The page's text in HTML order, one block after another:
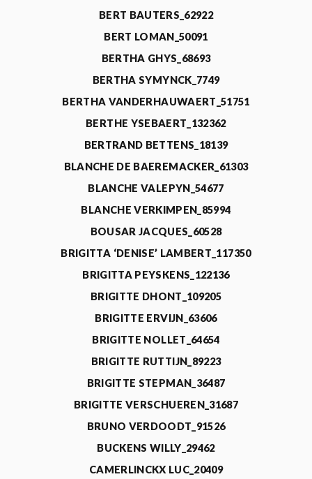
BERT BAUTERS_62922
BERT LOMAN_50091
BERTHA GHYS_68693
BERTHA SYMYNCK_7749
BERTHA VANDERHAUWAERT_51751
BERTHE YSEBAERT_132362
BERTRAND BETTENS_18139
BLANCHE DE BAEREMACKER_61303
BLANCHE VALEPYN_54677
BLANCHE VERKIMPEN_85994
BOUSAR JACQUES_60528
BRIGITTA ‘DENISE’ LAMBERT_117350
BRIGITTA PEYSKENS_122136
BRIGITTE DHONT_109205
BRIGITTE ERVIJN_63606
BRIGITTE NOLLET_64654
BRIGITTE RUTTIJN_89223
BRIGITTE STEPMAN_36487
BRIGITTE VERSCHUEREN_31687
BRUNO VERDOODT_91526
BUCKENS WILLY_29462
CAMERLINCKX LUC_20409